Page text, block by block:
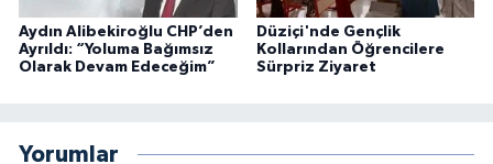
Aydın Alibekiroğlu CHP’den
Ayrıldı: “Yoluma Bağımsız
Olarak Devam Edeceğim”
Düziçi'nde Gençlik
Kollarından Öğrencilere
Sürpriz Ziyaret
Yorumlar